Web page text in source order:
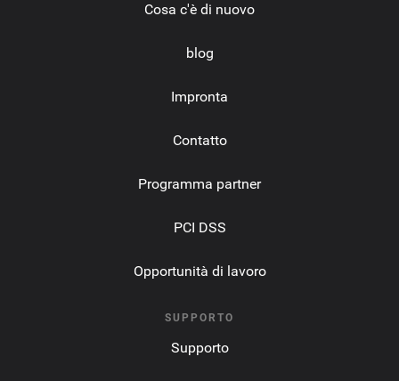
Cosa c'è di nuovo
blog
Impronta
Contatto
Programma partner
PCI DSS
Opportunità di lavoro
SUPPORTO
Supporto